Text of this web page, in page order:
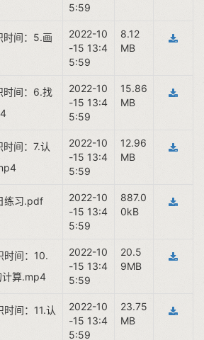
5:59
时间：5.画
2022-10
-15 13:4
5:59
8.12
MB
时间：6.找
2022-10
-15 13:4
5:59
15.86
MB
间：7.认
2022-10
-15 13:4
5:59
12.96
MB
练习.pdf
2022-10
-15 13:4
5:59
887.0
0kB
时间：10.
计算.mp4
2022-10
-15 13:4
5:59
20.5
9MB
间：11.认
2022-10
-15 13:4
5:59
23.75
MB